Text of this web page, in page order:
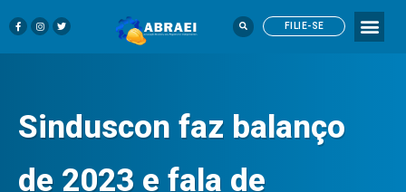
FILIE-SE
Sinduscon faz balanço
de 2023 e fala de